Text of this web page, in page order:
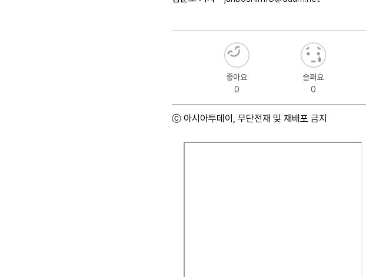
좋아요
0
슬퍼요
0
ⓒ 아시아투데이, 무단전재 및 재배포 금지